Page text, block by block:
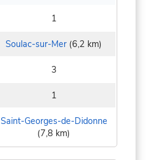
1
Soulac-sur-Mer (6,2 km)
3
1
Saint-Georges-de-Didonne
(7,8 km)